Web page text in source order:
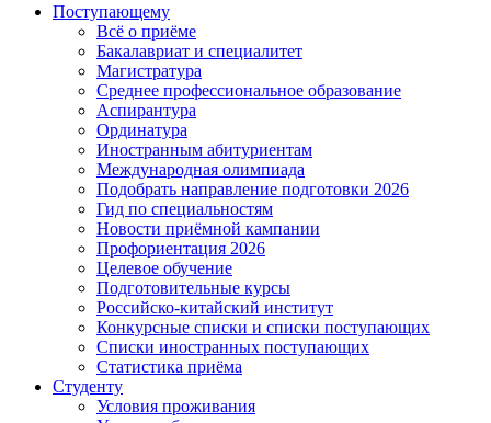
Поступающему
Всё о приёме
Бакалавриат и специалитет
Магистратура
Среднее профессиональное образование
Аспирантура
Ординатура
Иностранным абитуриентам
Международная олимпиада
Подобрать направление подготовки 2026
Гид по специальностям
Новости приёмной кампании
Профориентация 2026
Целевое обучение
Подготовительные курсы
Российско-китайский институт
Конкурсные списки и списки поступающих
Списки иностранных поступающих
Статистика приёма
Студенту
Условия проживания